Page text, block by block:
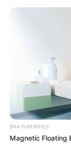
BRAINBERRIES
Magnetic Floating